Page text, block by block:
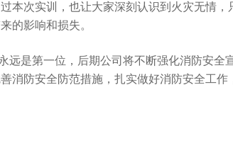
本次实训，也让大家深刻认识到火灾无情，
的影响和损失。
是第一位，后期公司将不断强化消防安全
消防安全防范措施，扎实做好消防安全工作